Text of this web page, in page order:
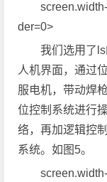
der=0>
我们选用了
人机界面，通过
服电机，带动焊
位控制系统进行
络，再加逻辑控
系统。如图5。